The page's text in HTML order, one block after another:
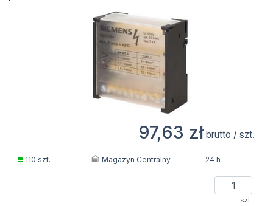
97,63 zł brutto / szt.
110 szt. Magazyn Centralny 24 h
szt.